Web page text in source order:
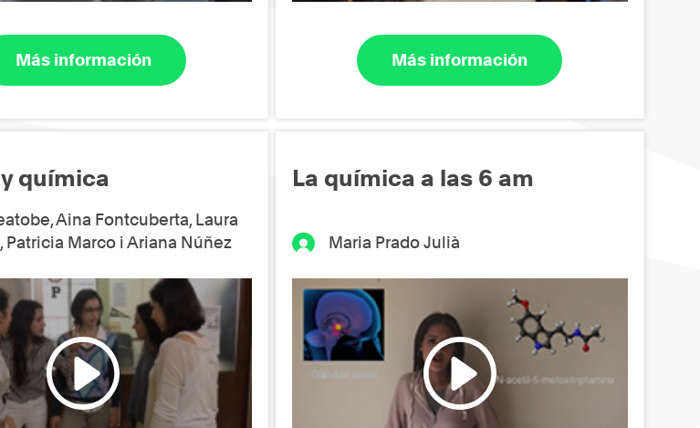
Más información Más información
química
Aina Fontcuberta, Laura
Patricia Marco i Ariana Núñez
La química a las 6 am
Maria Prado Julià